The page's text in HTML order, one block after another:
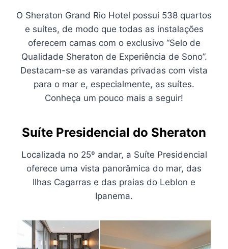
O Sheraton Grand Rio Hotel possui 538 quartos
e suítes, de modo que todas as instalações
oferecem camas com o exclusivo “Selo de
Qualidade Sheraton de Experiência de Sono”.
Destacam-se as varandas privadas com vista
para o mar e, especialmente, as suítes.
Conheça um pouco mais a seguir!
Suíte Presidencial do Sheraton
Localizada no 25º andar, a Suíte Presidencial
oferece uma vista panorâmica do mar, das
Ilhas Cagarras e das praias do Leblon e
Ipanema.